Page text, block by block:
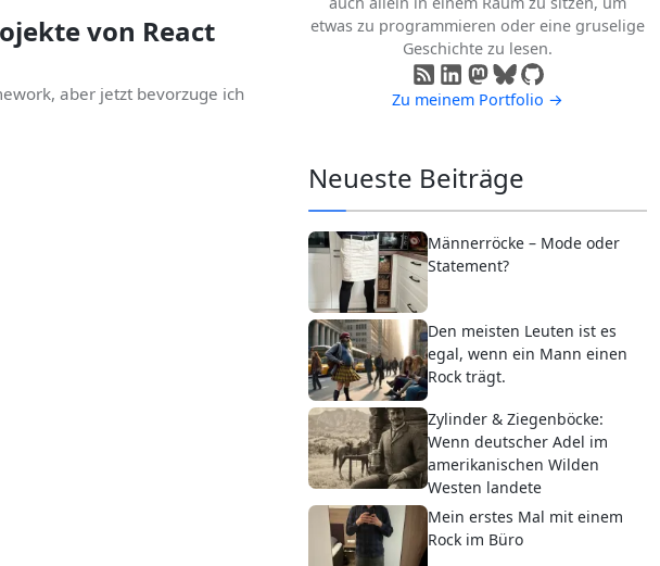
von React
aber jetzt bevorzuge ich
etwas zu programmieren oder eine gruselige
Geschichte zu lesen.
Zu meinem Portfolio →
Neueste Beiträge
Männerröcke – Mode oder
Statement?
Den meisten Leuten ist es
egal, wenn ein Mann einen
Rock trägt.
Zylinder & Ziegenböcke:
Wenn deutscher Adel im
amerikanischen Wilden
Westen landete
Mein erstes Mal mit einem
Rock im Büro